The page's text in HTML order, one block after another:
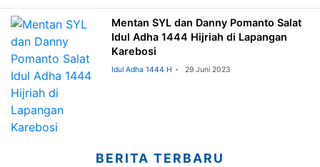
Mentan SYL dan Danny Pomanto Salat
Idul Adha 1444 Hijriah di Lapangan
Karebosi
Idul Adha 1444 H 29 Juni 2023
BERITA TERBARU